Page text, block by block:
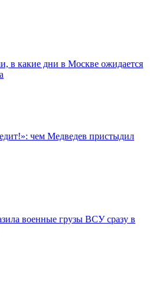
в какие дни в Москве ожидается
чем Медведев пристыдил
военные грузы ВСУ сразу в